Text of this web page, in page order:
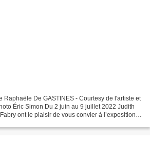
Raphaële De GASTINES - Courtesy de l'artiste et
Éric Simon Du 2 juin au 9 juillet 2022 Judith
ont le plaisir de vous convier à l’exposition